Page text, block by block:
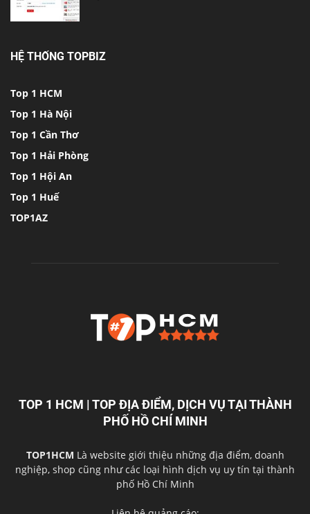
HỆ THỐNG TOPBIZ
Top 1 HCM
Top 1 Hà Nội
Top 1 Cần Thơ
Top 1 Hải Phòng
Top 1 Hội An
Top 1 Huế
TOP1AZ
TOP 1 HCM | TOP ĐỊA ĐIỂM, DỊCH VỤ TẠI THÀNH
PHỐ HỒ CHÍ MINH
TOP1HCM Là website giới thiệu những địa điểm, doanh
nghiệp, shop cũng như các loại hình dịch vụ uy tín tại thành
phố Hồ Chí Minh